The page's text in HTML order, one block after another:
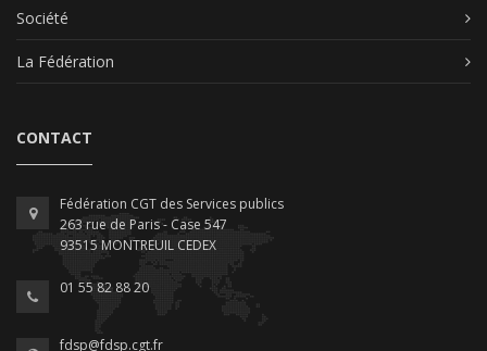
Société
La Fédération
CONTACT
Fédération CGT des Services publics
263 rue de Paris - Case 547
93515 MONTREUIL CEDEX
01 55 82 88 20
fdsp@fdsp.cgt.fr